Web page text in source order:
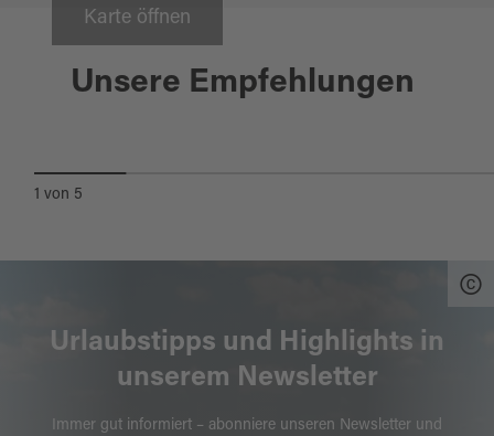
Karte öffnen
Unsere Empfehlungen
Marktredwitz
1 von 5
Urlaubstipps und Highlights in
unserem Newsletter
Immer gut informiert – abonniere unseren Newsletter und